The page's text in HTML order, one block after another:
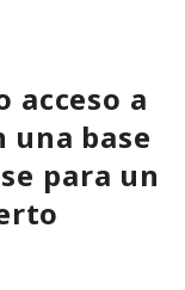
de
acceso a
una base
para un